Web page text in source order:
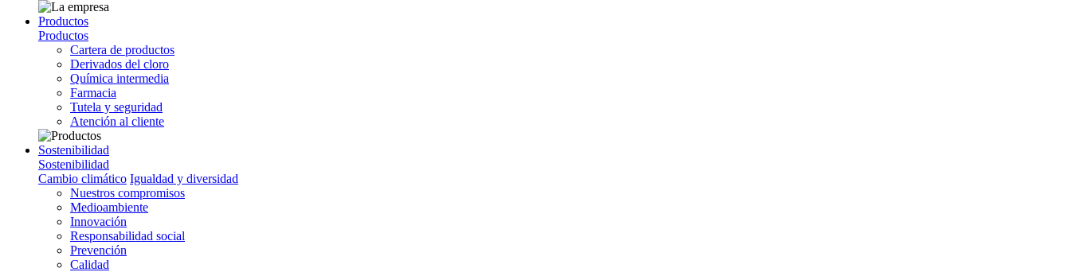
Productos
Productos
Cartera de productos
Derivados del cloro
Química intermedia
Farmacia
Tutela y seguridad
Atención al cliente
Sostenibilidad
Sostenibilidad
Cambio climático Igualdad y diversidad
Nuestros compromisos
Medioambiente
Innovación
Responsabilidad social
Prevención
Calidad